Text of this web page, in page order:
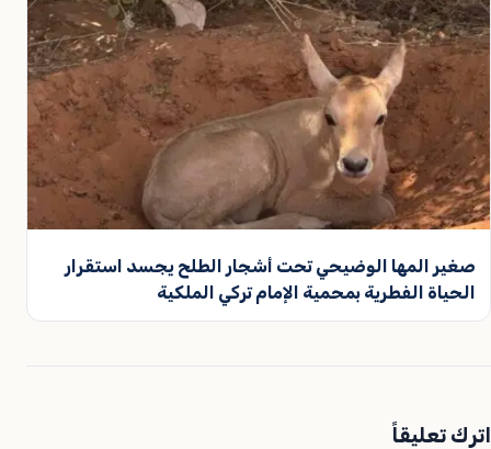
صغير المها الوضيحي تحت أشجار الطلح يجسد استقرار
الحياة الفطرية بمحمية الإمام تركي الملكية
اترك تعليقاً